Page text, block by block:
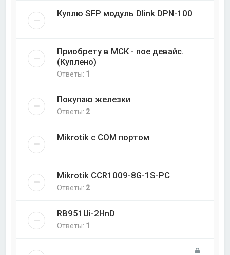
Куплю SFP модуль Dlink DPN-100
Приобрету в МСК - пое девайс.
(Куплено)
Ответы: 1
Покупаю железки
Ответы: 2
Mikrotik с COM портом
Mikrotik CCR1009-8G-1S-PC
Ответы: 2
RB951Ui-2HnD
Ответы: 1